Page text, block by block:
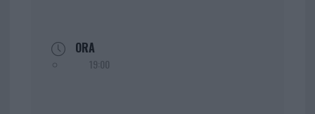
ORA
19:00